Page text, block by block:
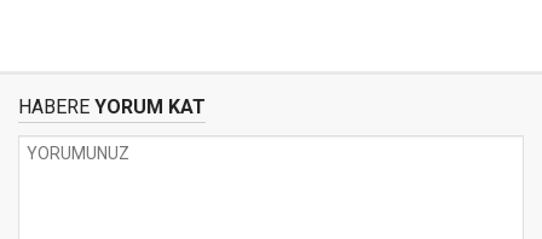
HABERE YORUM KAT